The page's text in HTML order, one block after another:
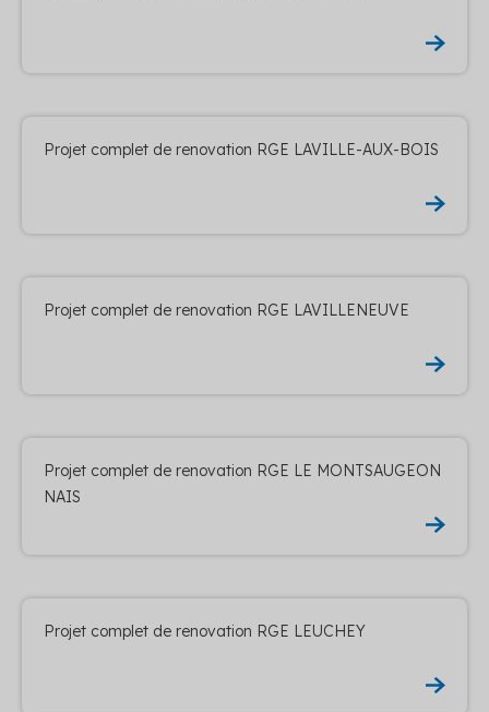
Projet complet de renovation RGE LAVILLE-AUX-BOIS
Projet complet de renovation RGE LAVILLENEUVE
Projet complet de renovation RGE LE MONTSAUGEON
NAIS
Projet complet de renovation RGE LEUCHEY